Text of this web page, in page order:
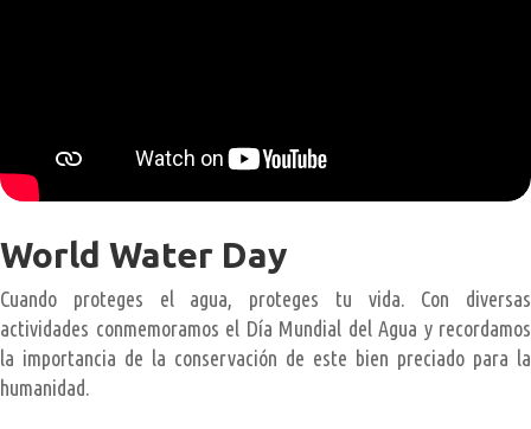
World Water Day
Cuando proteges el agua, proteges tu vida. Con diversas
actividades conmemoramos el Día Mundial del Agua y recordamos
la importancia de la conservación de este bien preciado para la
humanidad.